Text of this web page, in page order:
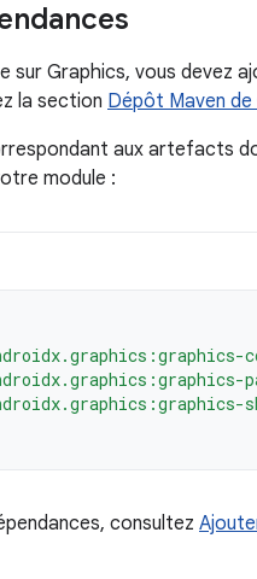
sur Graphics, vous devez
la section Dépôt Maven de
aux artefacts
module :
consultez